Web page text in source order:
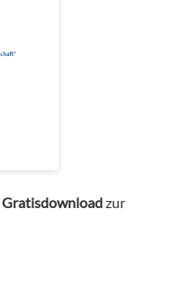
Gratisdownloadzur